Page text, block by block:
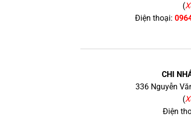
(
Điện thoại:
CHI
336 Nguyễn
(
Điện